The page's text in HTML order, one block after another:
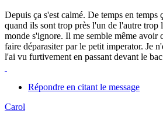
Depuis ça s'est calmé. De temps en temps
quand ils sont trop près l'un de l'autre trop
monde s'ignore. Il me semble même avoir
faire déparasiter par le petit imperator. Je
l'ai vu furtivement en passant devant le
Répondre en citant le message
Carol